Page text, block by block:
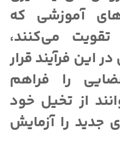
آموزشی که
می‌کنند،
این فرآیند قرار
را فراهم
از تخیل خود
جدید را آزمایش